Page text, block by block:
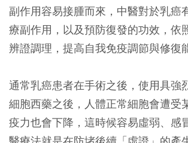
副作用容易接腫而來，中醫對於乳癌
療副作用，以及預防復發的功效，依
辨證調理，提高自我免疫調節與修復
通常乳癌患者在手術之後，使用具強
細胞西藥之後，人體正常細胞會遭受
疫力也會下降，這時候容易虛弱、感